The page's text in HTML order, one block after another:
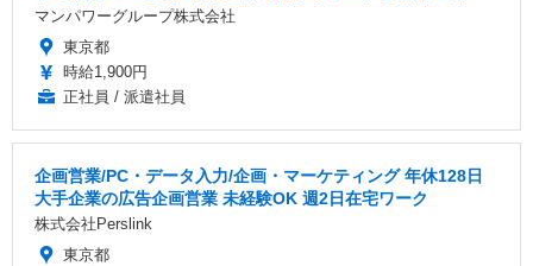
マンパワーグループ株式会社
東京都
時給1,900円
正社員 / 派遣社員
企画営業/PC・データ入力/企画・マーケティング 年休128日
大手企業の広告企画営業 未経験OK 週2日在宅ワーク
株式会社Perslink
東京都